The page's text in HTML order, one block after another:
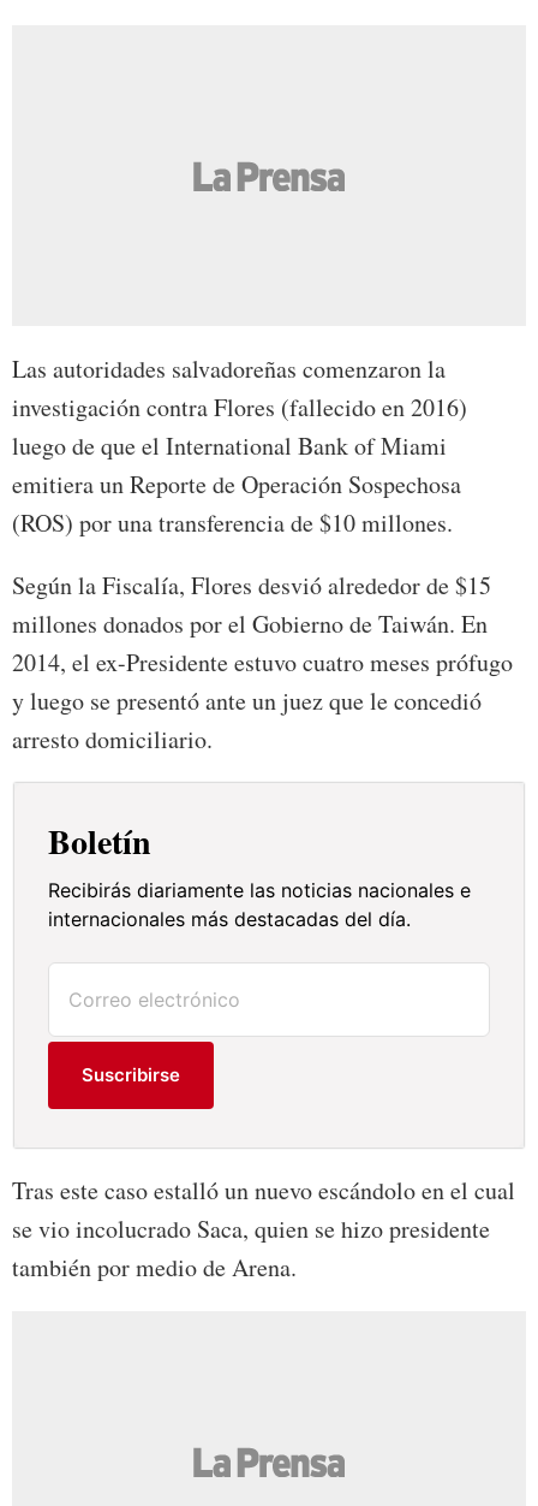
Las autoridades salvadoreñas comenzaron la
investigación contra Flores (fallecido en 2016)
luego de que el International Bank of Miami
emitiera un Reporte de Operación Sospechosa
(ROS) por una transferencia de $10 millones.
Según la Fiscalía, Flores desvió alrededor de $15
millones donados por el Gobierno de Taiwán. En
2014, el ex-Presidente estuvo cuatro meses prófugo
y luego se presentó ante un juez que le concedió
arresto domiciliario.
Boletín
Recibirás diariamente las noticias nacionales e
internacionales más destacadas del día.
Suscribirse
Tras este caso estalló un nuevo escándolo en el cual
se vio incolucrado Saca, quien se hizo presidente
también por medio de Arena.